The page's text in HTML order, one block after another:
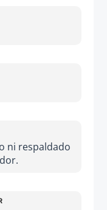
ni respaldado